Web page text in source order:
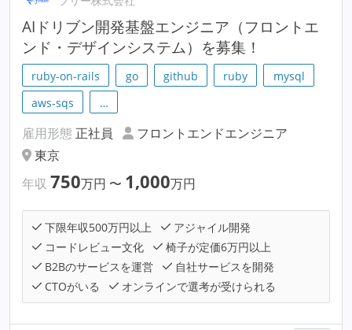
AIドリブン開発基盤エンジニア（フロントエ
ンド・デザインシステム）を募集！
ruby-on-rails go github ruby
mysql
aws-sqs
…
雇用形態 正社員
フロントエンドエンジニア
東京
年収 750万円 〜 1,000万円
下限年収500万円以上
アジャイル開発
コードレビュー文化
椅子が定価6万円以上
B2Bのサービスを運営
自社サービスを開発
CTOがいる
オンラインで選考が受けられる